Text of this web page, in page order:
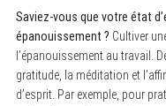
Saviez-vous que votre état
épanouissement ? Cultiver
l’épanouissement au travail.
gratitude, la méditation et
d’esprit. Par exemple, pour